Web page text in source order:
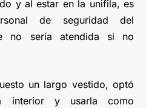
y al estar en la unifila, es
de seguridad del
no sería atendida si no
un largo vestido, optó
interior y usarla como